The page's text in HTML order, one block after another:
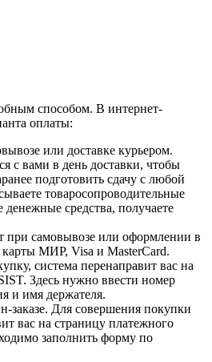
способом. В интернет-
оплаты:
или доставке курьером.
с вами в день доставки, чтобы
подготовить сдачу с любой
товаросопроводительные
средства, получаете
при самовывозе или оформлении в
карты МИР, Visa и MasterCard.
система перенаправит вас на
Здесь нужно ввести номер
и имя держателя.
Для совершения покупки
вас на страницу платежного
заполнить форму по